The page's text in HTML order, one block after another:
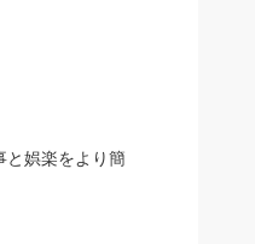
と娯楽をより簡